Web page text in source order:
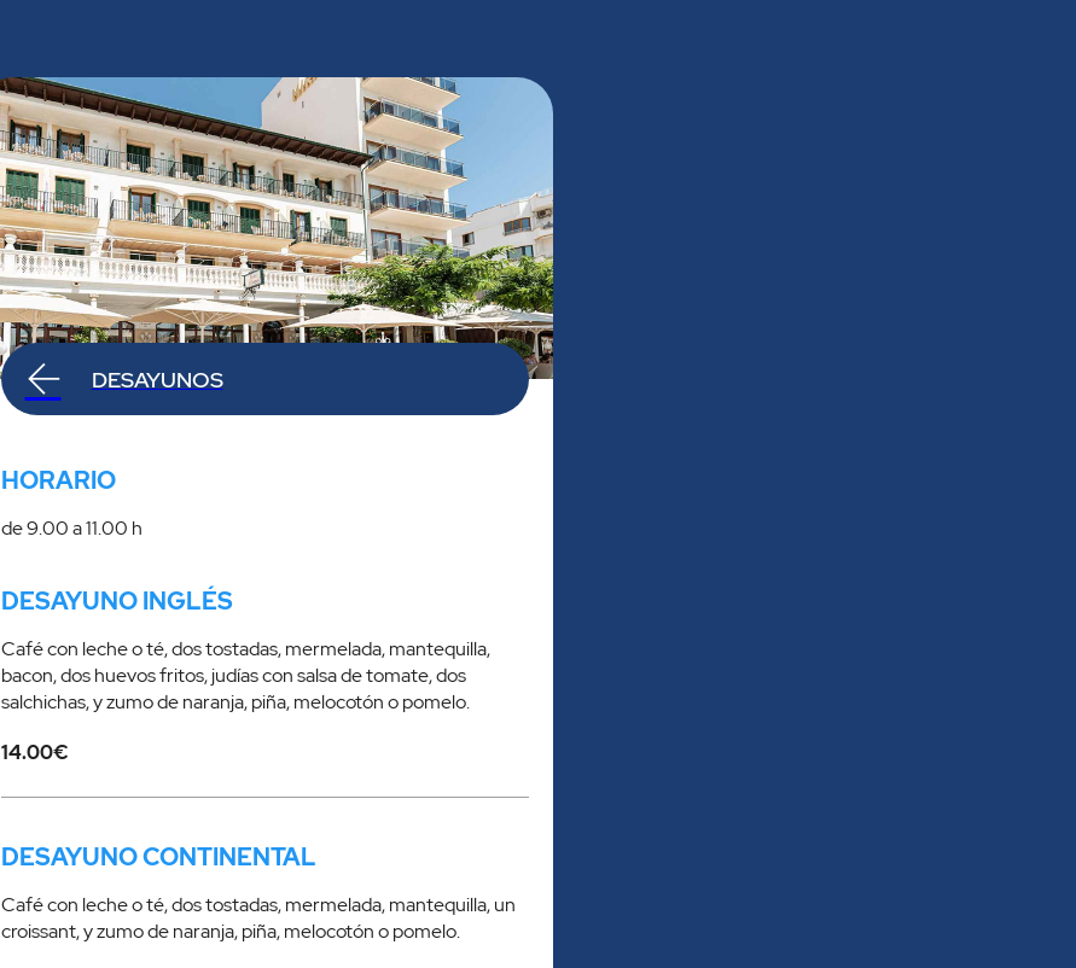
DESAYUNOS
HORARIO
de 9.00 a 11.00 h
DESAYUNO INGLÉS
Café con leche o té, dos tostadas, mermelada, mantequilla,
bacon, dos huevos fritos, judías con salsa de tomate, dos
salchichas, y zumo de naranja, piña, melocotón o pomelo.
14.00€
DESAYUNO CONTINENTAL
Café con leche o té, dos tostadas, mermelada, mantequilla, un
croissant, y zumo de naranja, piña, melocotón o pomelo.